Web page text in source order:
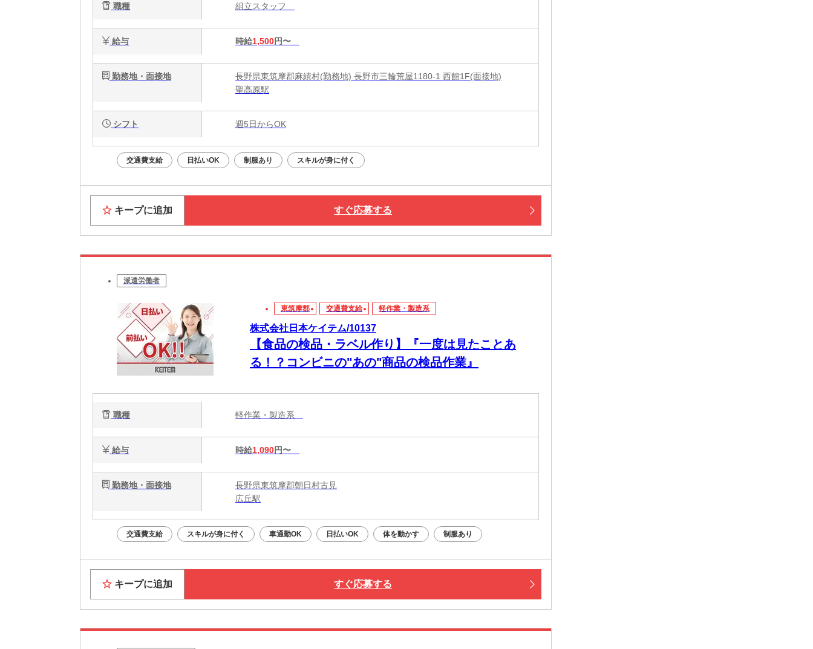
職種 組立スタッフ
給与 時給1,500円〜
勤務地・面接地
長野県東筑摩郡麻績村(勤務地) 長野市三輪荒屋1180-1 西館1F(面接地)
聖高原駅
シフト 週5日からOK
交通費支給 日払いOK 制服あり スキルが身に付く
キープに追加 すぐ応募する
派遣労働者
東筑摩郡 交通費支給 軽作業・製造系
株式会社日本ケイテム/10137
【食品の検品・ラベル作り】『一度は見たことあ
る！？コンビニの"あの"商品の検品作業』
職種 軽作業・製造系
給与 時給1,090円〜
勤務地・面接地
長野県東筑摩郡朝日村古見
広丘駅
交通費支給 スキルが身に付く 車通勤OK 日払いOK 体を動かす 制服あり
キープに追加 すぐ応募する